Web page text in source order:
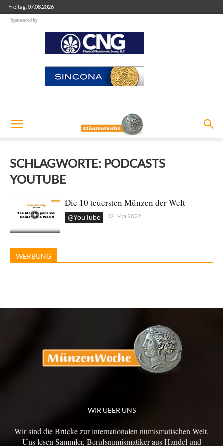
Freitag, 07.08.2026
Sponsored by
SCHLAGWORTE: PODCASTS
YOUTUBE
Die 10 teuersten Münzen der Welt
@YouTube 12. Mai 2022
WERBUNG
WIR ÜBER UNS
Wir sind die Brücke zur internationalen numismatischen Welt.
Uns lesen Sammler, Berufsnumismatiker aus Handel und